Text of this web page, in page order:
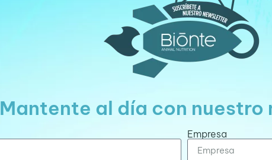
Mantente al día con
Empresa